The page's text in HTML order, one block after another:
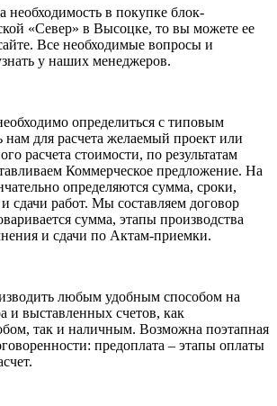
необходимость в покупке блок-
«Север» в Высоцке, то вы можете ее
Все необходимые вопросы и
у наших менеджеров.
определиться с типовым
нам для расчета желаемый проект или
расчета стоимости, по результатам
Коммерческое предложение. На
определяются сумма, сроки,
сдачи работ. Мы составляем договор
сумма, этапы производства
и сдачи по Актам-приемки.
любым удобным способом на
и выставленных счетов, как
так и наличным. Возможна поэтапная
предоплата – этапы оплаты